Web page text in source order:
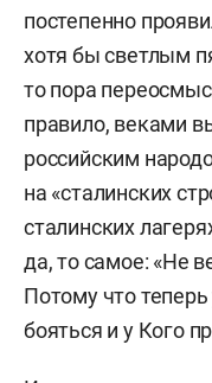
постепенно
хотя бы светлым
то пора
правило, веками
российским
на «сталинских
сталинских
да, то самое: «Не
Потому что
бояться и у Кого